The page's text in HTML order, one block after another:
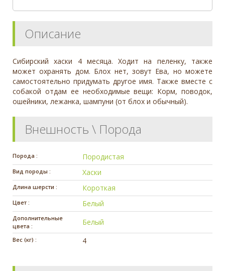
Описание
Сибирский хаски 4 месяца. Ходит на пеленку, также
может охранять дом. Блох нет, зовут Ева, но можете
самостоятельно придумать другое имя. Также вместе с
собакой отдам ее необходимые вещи: Корм, поводок,
ошейники, лежанка, шампуни (от блох и обычный).
Внешность \ Порода
Порода : Породистая
Вид породы : Хаски
Длина шерсти : Короткая
Цвет : Белый
Дополнительные
цвета :
Белый
Вес (кг) : 4